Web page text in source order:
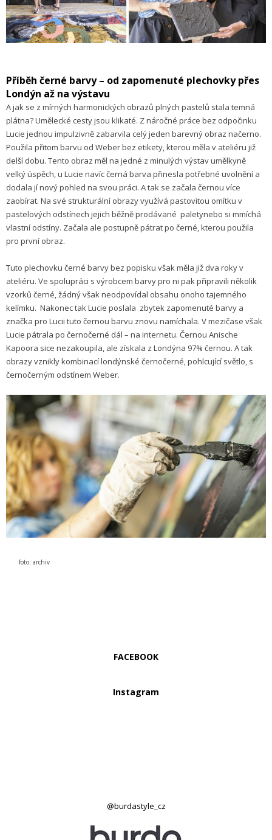
Příběh černé barvy – od zapomenuté plechovky přes
Londýn až na výstavu
A jak se z mírných harmonických obrazů plných pastelů stala temná
plátna? Umělecké cesty jsou klikaté. Z náročné práce bez odpočinku
Lucie jednou impulzivně zabarvila celý jeden barevný obraz načerno.
Použila přitom barvu od Weber bez etikety, kterou měla v ateliéru již
delší dobu. Tento obraz měl na jedné z minulých výstav umělkyně
velký úspěch, u Lucie navíc černá barva přinesla potřebné uvolnění a
dodala jí nový pohled na svou práci. A tak se začala černou více
zaobírat. Na své strukturální obrazy využívá pastovitou omítku v
pastelových odstínech jejich běžně prodávané paletynebo si mmíchá
vlastní odstíny. Začala ale postupně pátrat po černé, kterou použila
pro první obraz.
Tuto plechovku černé barvy bez popisku však měla již dva roky v
ateliéru. Ve spolupráci s výrobcem barvy pro ni pak připravili několik
vzorků černé, žádný však neodpovídal obsahu onoho tajemného
kelímku. Nakonec tak Lucie poslala zbytek zapomenuté barvy a
značka pro Lucii tuto černou barvu znovu namíchala. V mezičase však
Lucie pátrala po černočerné dál – na internetu. Černou Anische
Kapoora sice nezakoupila, ale získala z Londýna 97% černou. A tak
obrazy vznikly kombinací londýnské černočerné, pohlcující světlo, s
černočerným odstínem Weber.
foto: archiv
FACEBOOK
Instagram
@burdastyle_cz